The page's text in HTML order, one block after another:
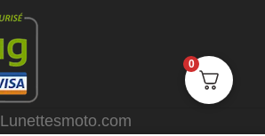
Lunettesmoto.com
0